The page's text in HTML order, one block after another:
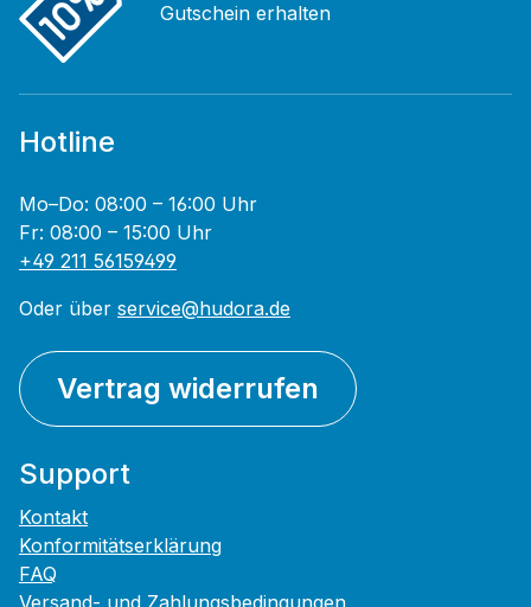
Gutschein erhalten
Hotline
Mo–Do: 08:00 – 16:00 Uhr
Fr: 08:00 – 15:00 Uhr
+49 211 56159499
Oder über service@hudora.de
Vertrag widerrufen
Support
Kontakt
Konformitätserklärung
FAQ